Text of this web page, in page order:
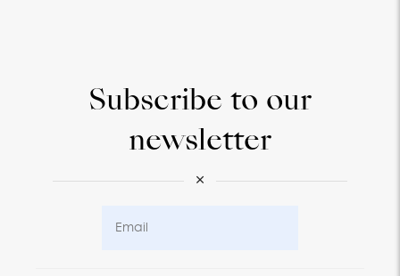
Subscribe to our
newsletter
×